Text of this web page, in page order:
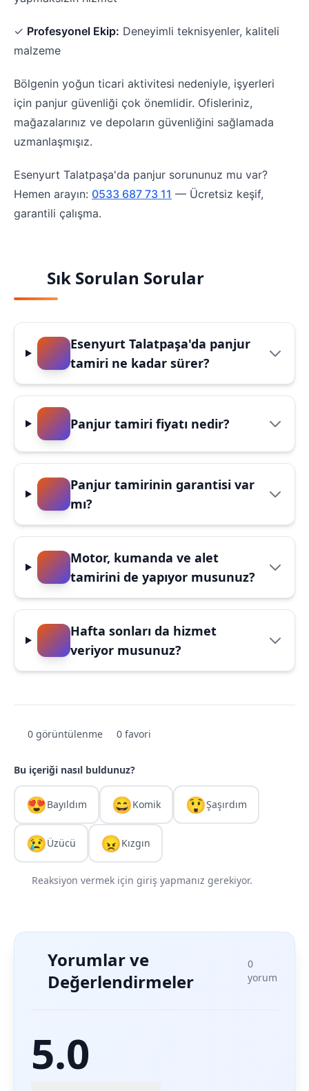
✓ Profesyonel Ekip: Deneyimli teknisyenler, kaliteli
malzeme
Bölgenin yoğun ticari aktivitesi nedeniyle, işyerleri
için panjur güvenliği çok önemlidir. Ofisleriniz,
mağazalarınız ve depoların güvenliğini sağlamada
uzmanlaşmışız.
Esenyurt Talatpaşa'da panjur sorununuz mu var?
Hemen arayın: 0533 687 73 11 — Ücretsiz keşif,
garantili çalışma.
Sık Sorulan Sorular
Esenyurt Talatpaşa'da panjur
tamiri ne kadar sürer?
Panjur tamiri fiyatı nedir?
Panjur tamirinin garantisi var
mı?
Motor, kumanda ve alet
tamirini de yapıyor musunuz?
Hafta sonları da hizmet
veriyor musunuz?
0 görüntülenme 0 favori
Bu içeriği nasıl buldunuz?
😍Bayıldım 😄Komik 😲Şaşırdım
😢Üzücü 😠Kızgın
Reaksiyon vermek için giriş yapmanız gerekiyor.
Yorumlar ve
Değerlendirmeler
0
yorum
5.0